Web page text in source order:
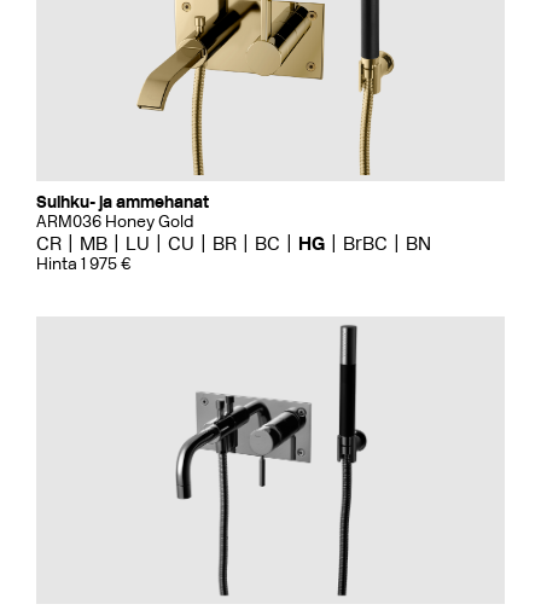
Suihku- ja ammehanat
ARM036 Honey Gold
CR MB LU CU BR BC HG BrBC BN
Hinta 1 975 €